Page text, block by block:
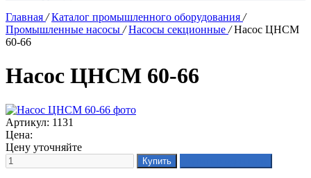
Главная / Каталог промышленного оборудования /
Промышленные насосы / Насосы секционные / Насос ЦНСМ
60-66
Насос ЦНСМ 60-66
Артикул: 1131
Цена:
Цену уточняйте